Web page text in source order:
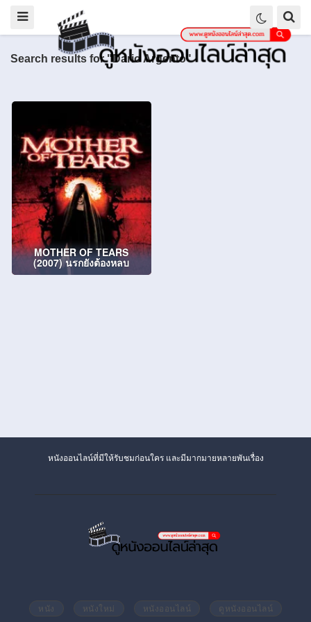
Search results for "Dario Argento"
MOTHER OF TEARS
(2007) นรกยังต้องหลบ
หนังออนไลน์ที่มีให้รับชมก่อนใคร และมีมากมายหลายพันเรื่อง
หนัง หนังใหม่ หนังออนไลน์ ดูหนังออนไลน์